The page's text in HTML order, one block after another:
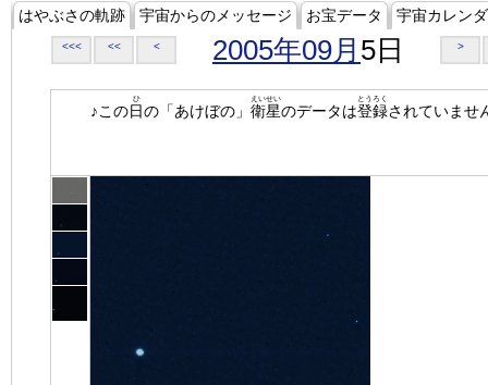
はやぶさの軌跡 宇宙からのメッセージ お宝データ 宇宙カレン
<<< << < 2005年09月 5日 >
♪この日
ひ
の「あけぼの」 衛星
えいせい
のデータは登録
とうろく
されていませ